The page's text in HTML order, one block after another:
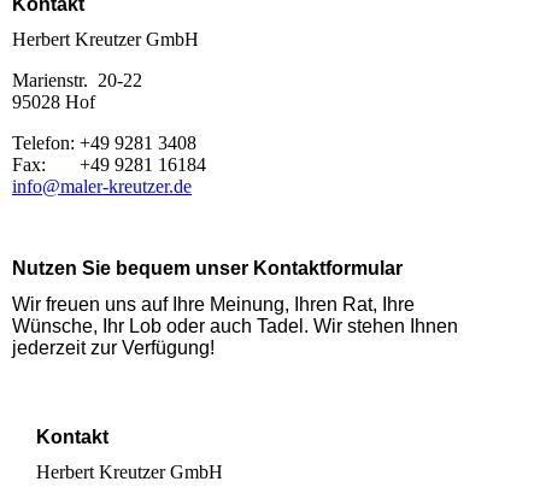
Kontakt
Herbert Kreutzer GmbH
Marienstr. 20-22
95028 Hof
Telefon: +49 9281 3408
Fax: +49 9281 16184
info@maler-kreutzer.de
Nutzen Sie bequem unser Kontaktformular
Wir freuen uns auf Ihre Meinung, Ihren Rat, Ihre
Wünsche, Ihr Lob oder auch Tadel. Wir stehen Ihnen
jederzeit zur Verfügung!
Kontakt
Herbert Kreutzer GmbH